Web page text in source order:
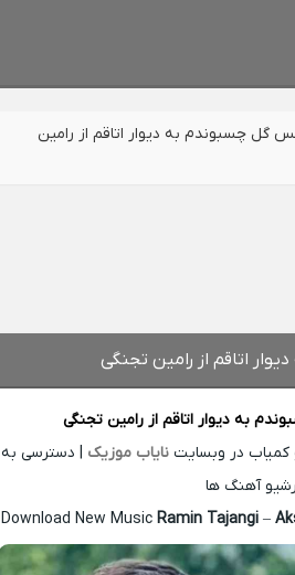
گل چسبوندم به دیوار اتاقم از رامین
اتاقم از رامین تجنگی
به دیوار اتاقم از رامین تجنگی
کمیاب در وبسایتنایاب موزیک | دسترسی به
آهنگ ها
Download New MusicRamin Tajangi –